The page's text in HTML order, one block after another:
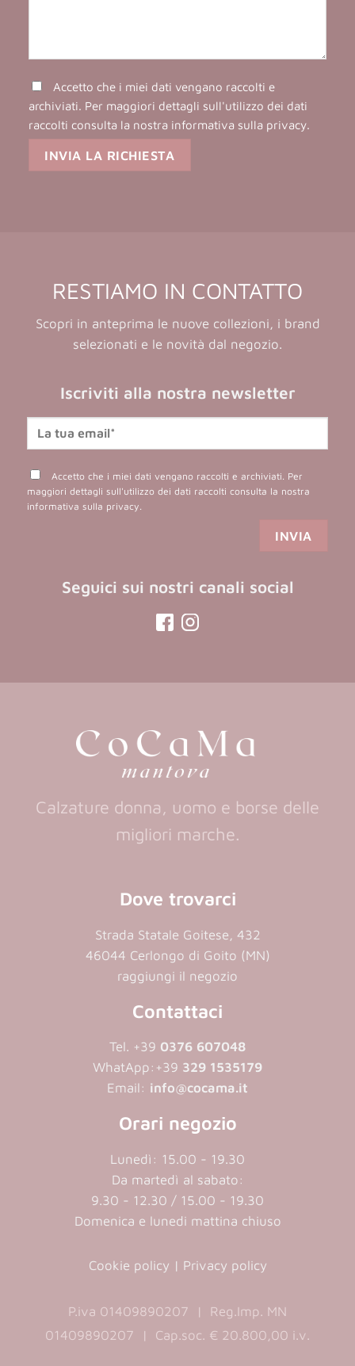
Accetto che i miei dati vengano raccolti e
archiviati. Per maggiori dettagli sull'utilizzo dei dati
raccolti consulta la nostra informativa sulla privacy.
RESTIAMO IN CONTATTO
Scopri in anteprima le nuove collezioni, i brand
selezionati e le novità dal negozio.
Iscriviti alla nostra newsletter
Accetto che i miei dati vengano raccolti e archiviati. Per
maggiori dettagli sull'utilizzo dei dati raccolti consulta la nostra
informativa sulla privacy
Seguici sui nostri canali social
a
a
Calzature donna, uomo e borse delle
migliori marche.
Dove trovarci
Strada Statale Goitese, 432
46044 Cerlongo di Goito (MN)
raggiungi il negozio
Contattaci
Tel. +39 0376 607048
WhatApp: +39 329 1535179
Email: info@cocama.it
Orari negozio
Lunedì: 15.00 - 19.30
Da martedì al sabato:
9.30 - 12.30 / 15.00 - 19.30
Domenica e lunedi mattina chiuso
Cookie policy | Privacy policy
P.iva 01409890207 | Reg.Imp. MN
01409890207 | Cap.soc. € 20.800,00 i.v.